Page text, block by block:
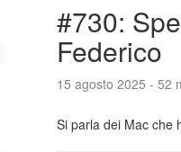
#730:
Federico
15 agosto 2025 - 52
Si parla dei Mac che